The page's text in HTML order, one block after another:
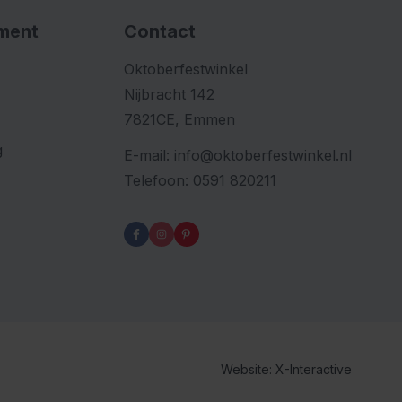
Contact
Oktoberfestwinkel
Nijbracht 142
7821CE, Emmen
E-mail: info@oktoberfestwinkel.nl
Telefoon: 0591 820211
Website: X-Interactive